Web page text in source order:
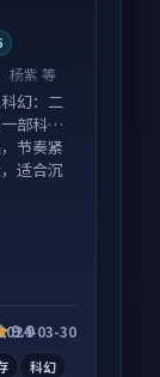
杨紫 等
科幻：二
部科幻
节奏紧
适合沉
9.903-30
科幻